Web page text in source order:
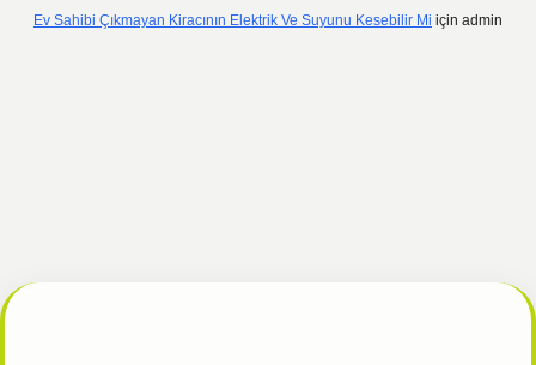
Ev Sahibi Çıkmayan Kiracının Elektrik Ve Suyunu Kesebilir Mi için admin
tulipbet giriş